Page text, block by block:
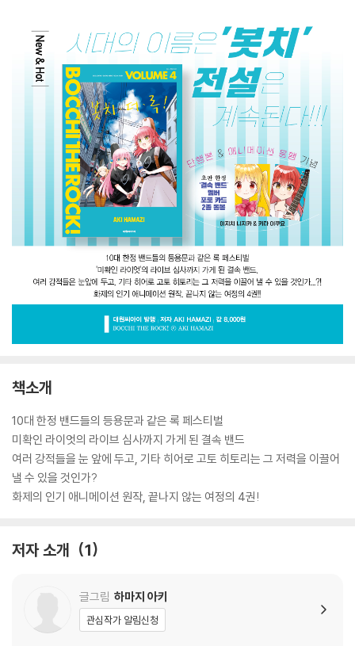
책소개
10대 한정 밴드들의 등용문과 같은 록 페스티벌
미확인 라이엇의 라이브 심사까지 가게 된 결속 밴드
여러 강적들을 눈 앞에 두고, 기타 히어로 고토 히토리는 그 저력을 이끌어
낼 수 있을 것인가?
화제의 인기 애니메이션 원작, 끝나지 않는 여정의 4권!
저자 소개 1
글그림 하마지 아키
관심작가 알림신청